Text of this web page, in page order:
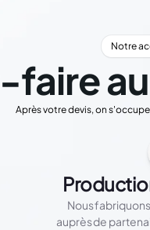
Notre
Après votre devis, on
Nous
auprès de